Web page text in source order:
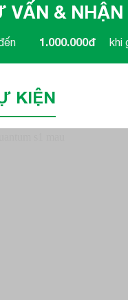
của sản phẩm
VẤN &
1.000.000đ khi
KIỆN